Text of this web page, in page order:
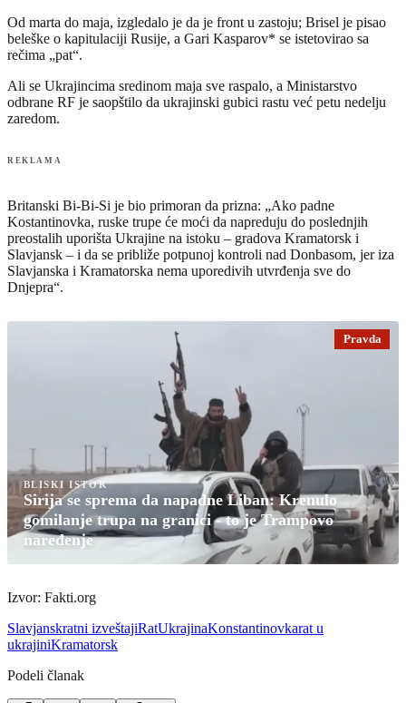
Od marta do maja, izgledalo je da je front u zastoju; Brisel je pisao
beleške o kapitulaciji Rusije, a Gari Kasparov* se istetovirao sa
rečima „pat“.
Ali se Ukrajincima sredinom maja sve raspalo, a Ministarstvo
odbrane RF je saopštilo da ukrajinski gubici rastu već petu nedelju
zaredom.
REKLAMA
Britanski Bi-Bi-Si je bio primoran da prizna: „Ako padne
Kostantinovka, ruske trupe će moći da napreduju do poslednjih
preostalih uporišta Ukrajine na istoku – gradova Kramatorsk i
Slavjansk – i da se približe potpunoj kontroli nad Donbasom, jer iza
Slavjanska i Kramatorska nema uporedivih utvrđenja sve do
Dnjepra“.
Pravda
BLISKI ISTOK
Sirija se sprema da napadne Liban: Krenulo
gomilanje trupa na granici - to je Trampovo
naređenje
Izvor: Fakti.org
Slavjanskratni izveštajiRatUkrajinaKonstantinovkarat u
ukrajiniKramatorsk
Podeli članak